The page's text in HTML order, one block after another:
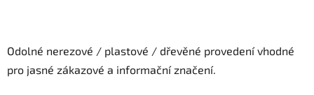
Odolné nerezové / plastové / dřevěné provedení vhodné
pro jasné zákazové a informační značení.